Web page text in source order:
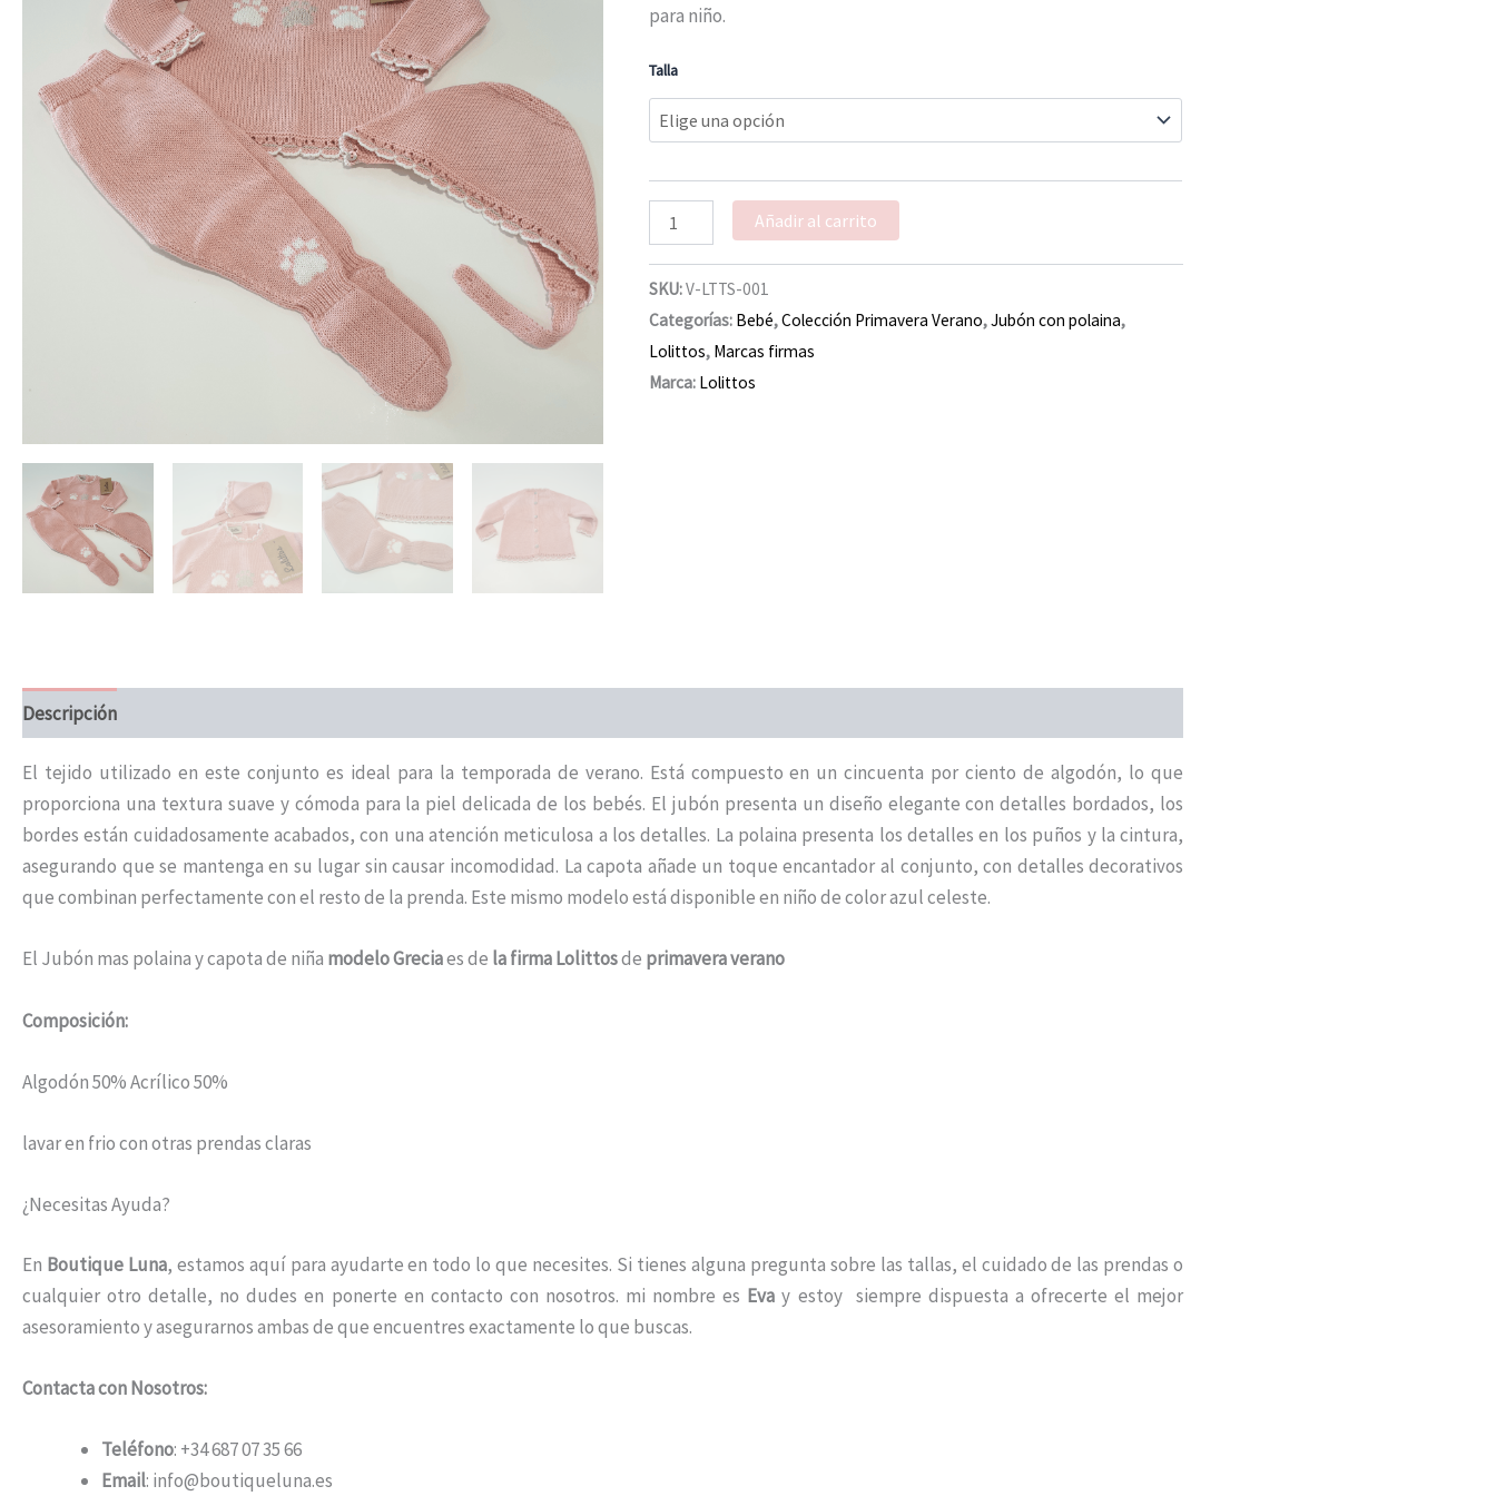
para niño.
Talla
verano
Añadir al carrito
SKU:V-LTTS-001
Categorías: Bebé,Colección Primavera Verano,Jubón con polaina,
Lolittos, Marcas firmas
Marca: Lolittos
Descripción
El tejido utilizado en este conjunto es ideal para la temporada de verano. Está compuesto en un cincuenta por ciento de algodón, lo que
proporciona una textura suave y cómoda para la piel delicada de los bebés. El jubón presenta un diseño elegante con detalles bordados, los
bordes están cuidadosamente acabados, con una atención meticulosa a los detalles. La polaina presenta los detalles en los puños y la cintura,
asegurando que se mantenga en su lugar sin causar incomodidad. La capota añade un toque encantador al conjunto, con detalles decorativos
que combinan perfectamente con el resto de la prenda. Este mismo modelo está disponible en niño de color azul celeste.
El Jubón mas polaina y capota de niña modelo Greciaes de la firma Lolittosde primavera verano
Composición:
Algodón 50% Acrílico 50%
lavar en frio con otras prendas claras
¿Necesitas Ayuda?
En Boutique Luna, estamos aquí para ayudarte en todo lo que necesites. Si tienes alguna pregunta sobre las tallas, el cuidado de las prendas o
cualquier otro detalle, no dudes en ponerte en contacto con nosotros. mi nombre es Eva y estoy siempre dispuesta a ofrecerte el mejor
asesoramiento y asegurarnos ambas de que encuentres exactamente lo que buscas.
Contacta con Nosotros:
Teléfono: +34 687 07 35 66
Email: info@boutiqueluna.es